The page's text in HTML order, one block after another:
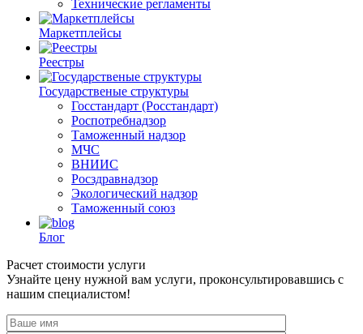
Технические регламенты
Маркетплейсы
Реестры
Государственые структуры
Госстандарт (Росстандарт)
Роспотребнадзор
Таможенный надзор
МЧС
ВНИИС
Росздравнадзор
Экологический надзор
Таможенный союз
Блог
Расчет стоимости услуги
Узнайте цену нужной вам услуги, проконсультировавшись с
нашим специалистом!